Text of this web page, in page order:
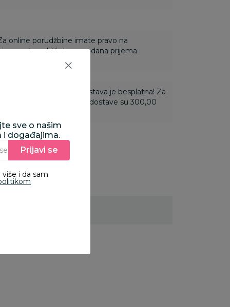
online porudžbine imate pravo na
u roku od 14 dana od dana prijema
3.500,00 rsd i više dostava je besplatna! Za
3.499,99 rsd troškovi dostave su 300,00
sve o našim
i događajima.
Unesite Vašu e‑mail adresu da biste se prijavili na newsletter.
Prijavi se
i da sam